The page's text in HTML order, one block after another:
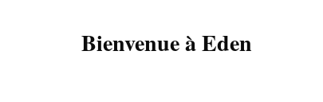
Bienvenue à Eden